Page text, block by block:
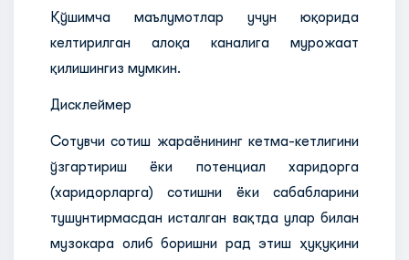
Қўшимча маълумотлар учун юқорида
келтирилган алоқа каналига мурожаат
қилишингиз мумкин.
Дисклеймер
Сотувчи сотиш жараёнининг кетма-кетлигини
ўзгартириш ёки потенциал харидорга
(харидорларга) сотишни ёки сабабларини
тушунтирмасдан исталган вақтда улар билан
музокара олиб боришни рад этиш ҳуқуқини